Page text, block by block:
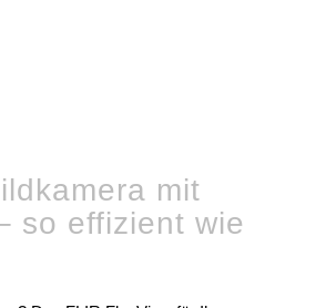
mit
so effizient wie